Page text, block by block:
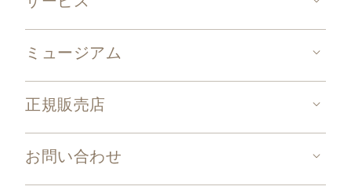
ミュージアム
正規販売店
お問い合わせ